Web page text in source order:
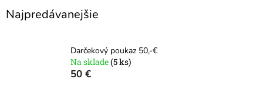
Najpredávanejšie
Darčekový poukaz 50,-€
Na sklade(5 ks)
50 €